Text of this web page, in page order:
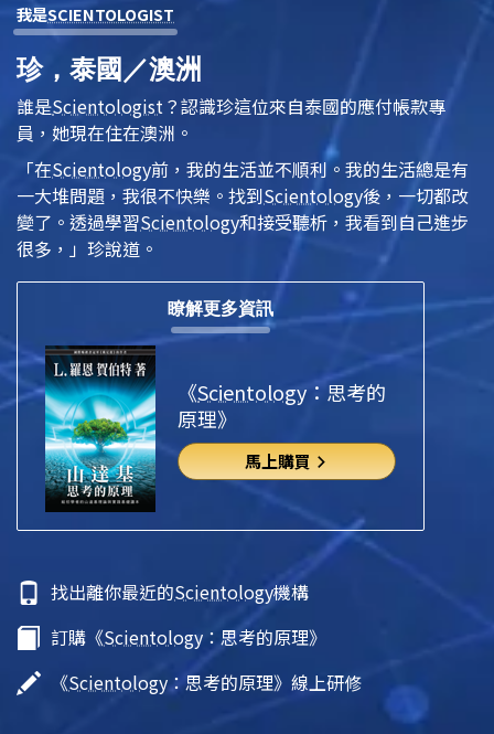
我是SCIENTOLOGIST
珍，泰國／澳洲
誰是Scientologist ？認識珍這位來自泰國的應付帳款專
員，她現在住在澳洲。
「在Scientology前，我的生活並不順利。我的生活總是有
一大堆問題，我很不快樂。找到Scientology後，一切都改
變了。透過學習Scientology和接受聽析，我看到自己進步
很多，」珍說道。
瞭解更多資訊
《Scientology ：思考的
原理》
馬上購買
找出離你最近的Scientology機構
訂購《Scientology ：思考的原理》
《Scientology：思考的原理》線上研修